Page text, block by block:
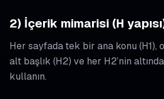
2) İçerik mimarisi (H
Her sayfada tek bir ana konu (H1),
alt başlık (H2) ve her H2’nin
kullanın.